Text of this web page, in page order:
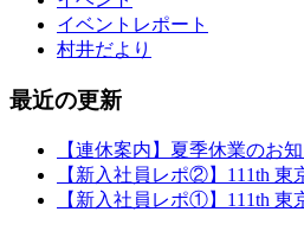
イベントレポート
村井だより
最近の更新
【連休案内】夏季休業のお
【新入社員レポ②】111th 東
【新入社員レポ①】111th 東